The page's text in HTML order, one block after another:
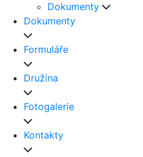
Dokumenty
Dokumenty
Formuláře
Družina
Fotogalerie
Kontakty